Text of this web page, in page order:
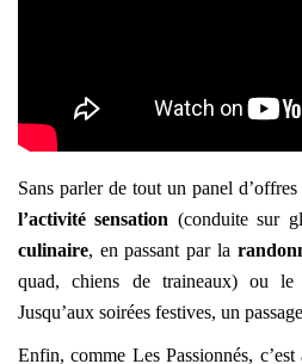
Sans parler de tout un panel
l’activité sensation (conduite sur
culinaire, en passant par la
quad, chiens de traineaux) ou le
Jusqu’aux soirées festives, un
Enfin, comme Les Passionnés,